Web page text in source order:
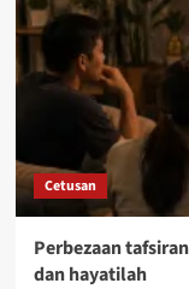
Cetusan
Perbezaan
dan hayatilah